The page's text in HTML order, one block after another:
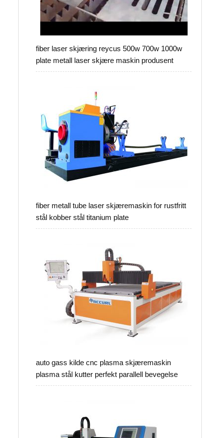
fiber laser skjæring reycus 500w 700w 1000w
plate metall laser skjære maskin produsent
fiber metall tube laser skjæremaskin for rustfritt
stål kobber stål titanium plate
auto gass kilde cnc plasma skjæremaskin
plasma stål kutter perfekt parallell bevegelse